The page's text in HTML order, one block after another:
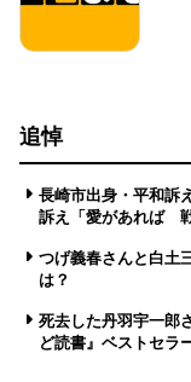
追悼
長崎市出身・平和訴
訴え「愛があれば
つげ義春さんと白土
は？
死去した丹羽宇一郎
ど読書』ベストセラ